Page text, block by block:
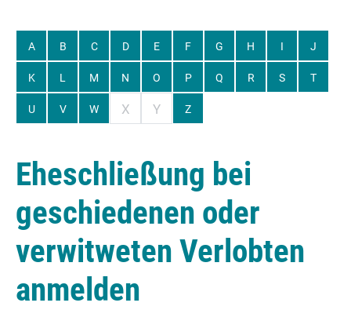
A B C D E F G H I J
K L M N O P Q R S T
U V W X Y Z
Eheschließung bei
geschiedenen oder
verwitweten Verlobten
anmelden